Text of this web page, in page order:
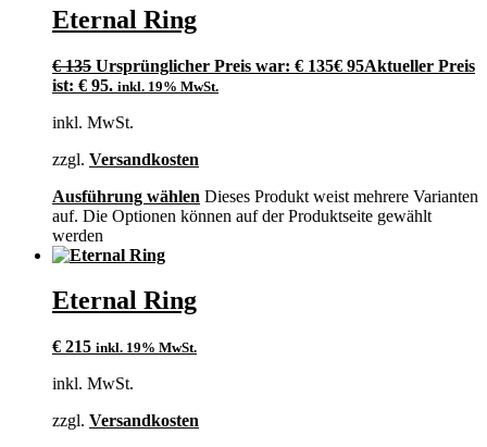
Eternal Ring
€135 Ursprünglicher Preis war: € 135€ 95Aktueller Preis
ist: € 95. inkl. 19% MwSt.
inkl. MwSt.
zzgl. Versandkosten
Ausführung wählen Dieses Produkt weist mehrere Varianten
auf. Die Optionen können auf der Produktseite gewählt
werden
Eternal Ring
€ 215 inkl. 19% MwSt.
inkl. MwSt.
zzgl. Versandkosten